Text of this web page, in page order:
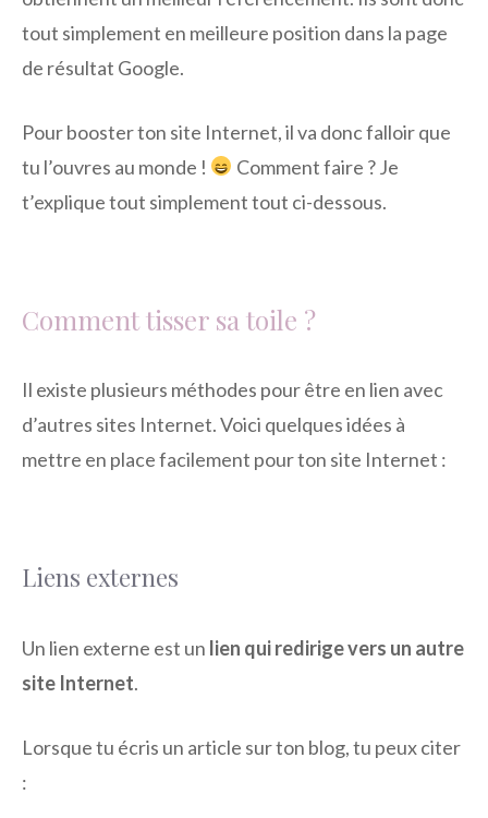
tout simplement en meilleure position dans la page
de résultat Google.
Pour booster ton site Internet, il va donc falloir que
tu l’ouvres au monde !
Comment faire ? Je
t’explique tout simplement tout ci-dessous.
Comment tisser sa toile ?
Il existe plusieurs méthodes pour être en lien avec
d’autres sites Internet. Voici quelques idées à
mettre en place facilement pour ton site Internet :
Liens externes
Un lien externe est un lien qui redirige vers un autre
site Internet.
Lorsque tu écris un article sur ton blog, tu peux citer
: